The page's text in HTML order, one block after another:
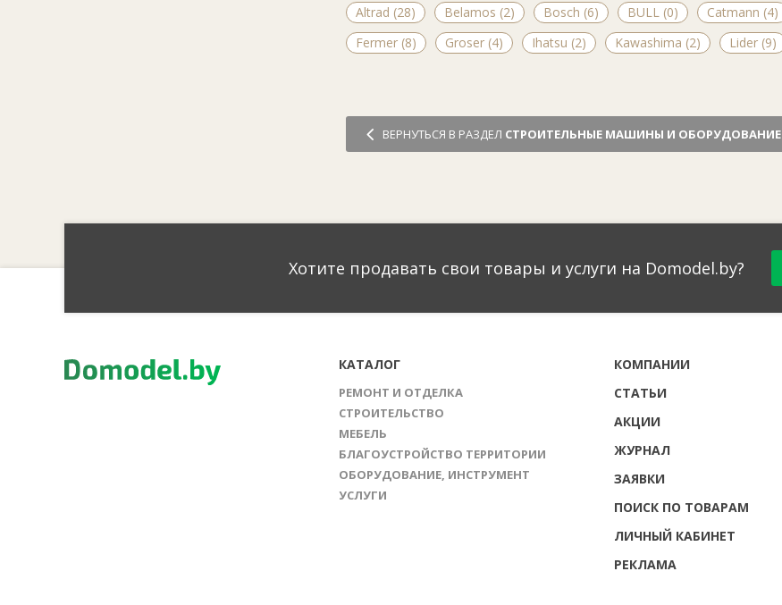
Altrad (28) Belamos (2) Bosch (6) BULL (0) Catmann (4)
Fermer (8)
Groser (4) Ihatsu (2) Kawashima (2) Lider (9)
ВЕРНУТЬСЯ В РАЗДЕЛ СТРОИТЕЛЬНЫЕ МАШИНЫ И ОБОРУДОВАНИЕ
Хотите продавать свои товары и услуги на Domodel.by?
КАТАЛОГ
РЕМОНТ И ОТДЕЛКА
СТРОИТЕЛЬСТВО
МЕБЕЛЬ
БЛАГОУСТРОЙСТВО ТЕРРИТОРИИ
ОБОРУДОВАНИЕ, ИНСТРУМЕНТ
УСЛУГИ
КОМПАНИИ
СТАТЬИ
АКЦИИ
ЖУРНАЛ
ЗАЯВКИ
ПОИСК ПО ТОВАРАМ
ЛИЧНЫЙ КАБИНЕТ
РЕКЛАМА